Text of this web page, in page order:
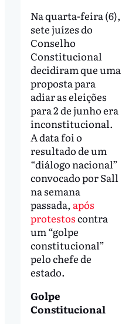
Na quarta-feira (6),
sete juízes do
Conselho
Constitucional
decidiram que uma
proposta para
adiar as eleições
para 2 de junho era
inconstitucional.
A data foi o
resultado de um
“diálogo nacional”
convocado por Sall
na semana
passada, após
protestoscontra
um “golpe
constitucional”
pelo chefe de
estado.
Golpe
Constitucional